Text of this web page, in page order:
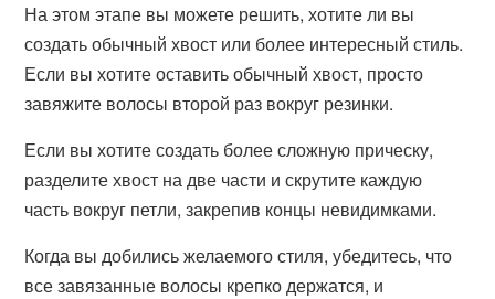
На этом этапе вы можете решить, хотите ли вы
создать обычный хвост или более интересный стиль.
Если вы хотите оставить обычный хвост, просто
завяжите волосы второй раз вокруг резинки.
Если вы хотите создать более сложную прическу,
разделите хвост на две части и скрутите каждую
часть вокруг петли, закрепив концы невидимками.
Когда вы добились желаемого стиля, убедитесь, что
все завязанные волосы крепко держатся, и